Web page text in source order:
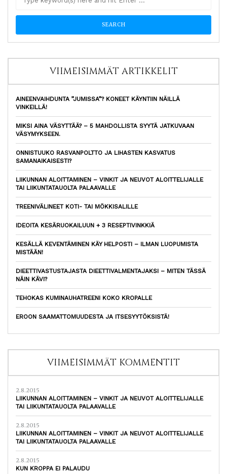
VIIMEISIMMÄT ARTIKKELIT
AINEENVAIHDUNTA ”JUMISSA”? KONEET KÄYNTIIN NÄILLÄ
VINKEILLÄ!
MIKSI AINA VÄSYTTÄÄ? – 5 MAHDOLLISTA SYYTÄ JATKUVAAN
VÄSYMYKSEEN.
ONNISTUUKO RASVANPOLTTO JA LIHASTEN KASVATUS
SAMANAIKAISESTI?
LIIKUNNAN ALOITTAMINEN – VINKIT JA NEUVOT ALOITTELIJALLE
TAI LIIKUNTATAUOLTA PALAAVALLE
TREENIVÄLINEET KOTI- TAI MÖKKISALILLE
IDEOITA KESÄRUOKAILUUN + 3 RESEPTIVINKKIÄ
KESÄLLÄ KEVENTÄMINEN KÄY HELPOSTI – ILMAN LUOPUMISTA
MISTÄÄN!
DIEETTIVASTUSTAJASTA DIEETTIVALMENTAJAKSI – MITEN TÄSSÄ
NÄIN KÄVI?
TEHOKAS KUMINAUHATREENI KOKO KROPALLE
EROON SAAMATTOMUUDESTA JA ITSESYYTÖKSISTÄ!
VIIMEISIMMÄT KOMMENTIT
2.8.2015
LIIKUNNAN ALOITTAMINEN – VINKIT JA NEUVOT ALOITTELIJALLE
TAI LIIKUNTATAUOLTA PALAAVALLE
2.8.2015
LIIKUNNAN ALOITTAMINEN – VINKIT JA NEUVOT ALOITTELIJALLE
TAI LIIKUNTATAUOLTA PALAAVALLE
2.8.2015
KUN KROPPA EI PALAUDU